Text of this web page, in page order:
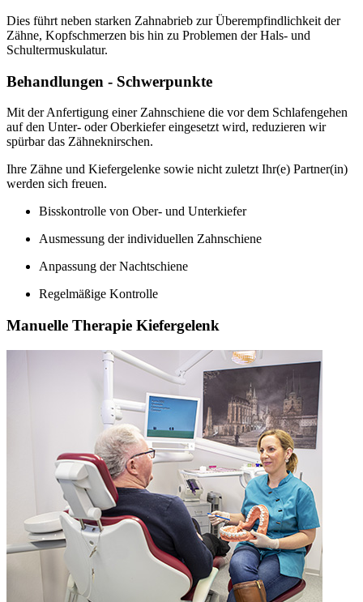
Dies führt neben starken Zahnabrieb zur Überempfindlichkeit der
Zähne, Kopfschmerzen bis hin zu Problemen der Hals- und
Schultermuskulatur.
Behandlungen - Schwerpunkte
Mit der Anfertigung einer Zahnschiene die vor dem Schlafengehen
auf den Unter- oder Oberkiefer eingesetzt wird, reduzieren wir
spürbar das Zähneknirschen.
Ihre Zähne und Kiefergelenke sowie nicht zuletzt Ihr(e) Partner(in)
werden sich freuen.
Bisskontrolle von Ober- und Unterkiefer
Ausmessung der individuellen Zahnschiene
Anpassung der Nachtschiene
Regelmäßige Kontrolle
Manuelle Therapie Kiefergelenk